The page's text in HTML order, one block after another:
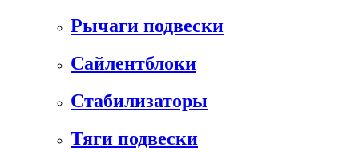
Рычаги подвески
Сайлентблоки
Стабилизаторы
Тяги подвески